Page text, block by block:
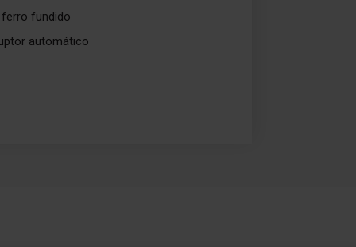
ferro fundido
automático